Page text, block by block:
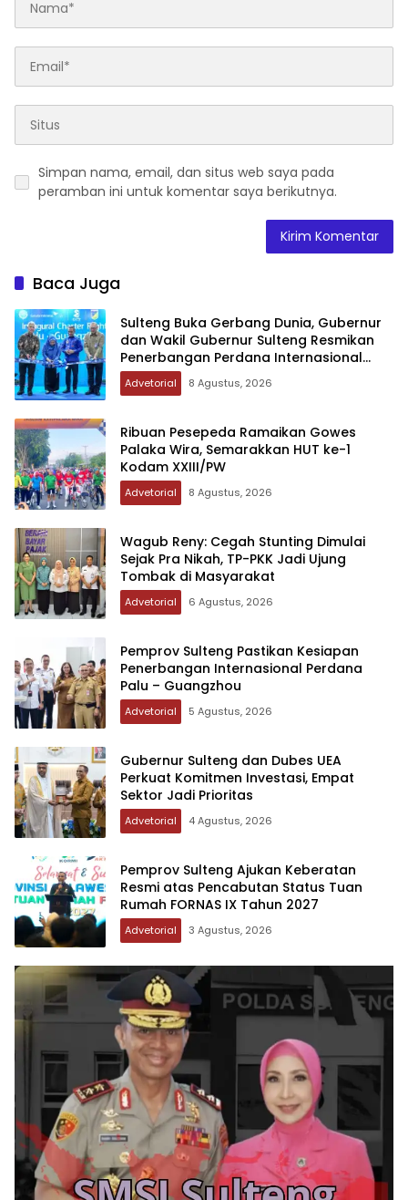
Simpan nama, email, dan situs web saya pada
peramban ini untuk komentar saya berikutnya.
Baca Juga
Sulteng Buka Gerbang Dunia, Gubernur
dan Wakil Gubernur Sulteng Resmikan
Penerbangan Perdana Internasional
Palu-Guangzhou
Advetorial 8 Agustus, 2026
Ribuan Pesepeda Ramaikan Gowes
Palaka Wira, Semarakkan HUT ke-1
Kodam XXIII/PW
Advetorial 8 Agustus, 2026
Wagub Reny: Cegah Stunting Dimulai
Sejak Pra Nikah, TP-PKK Jadi Ujung
Tombak di Masyarakat
Advetorial 6 Agustus, 2026
Pemprov Sulteng Pastikan Kesiapan
Penerbangan Internasional Perdana
Palu – Guangzhou
Advetorial 5 Agustus, 2026
Gubernur Sulteng dan Dubes UEA
Perkuat Komitmen Investasi, Empat
Sektor Jadi Prioritas
Advetorial 4 Agustus, 2026
Pemprov Sulteng Ajukan Keberatan
Resmi atas Pencabutan Status Tuan
Rumah FORNAS IX Tahun 2027
Advetorial 3 Agustus, 2026